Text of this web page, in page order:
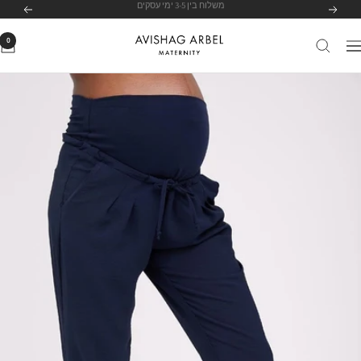
הקודם לרשימת הסניפים שלנו לחצי כאן הבא
ניווט
Avishag
Maternity
0